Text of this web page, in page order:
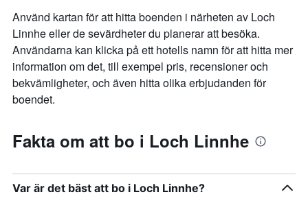
Använd kartan för att hitta boenden i närheten av Loch
Linnhe eller de sevärdheter du planerar att besöka.
Användarna kan klicka på ett hotells namn för att hitta mer
information om det, till exempel pris, recensioner och
bekvämligheter, och även hitta olika erbjudanden för
boendet.
Fakta om att bo i Loch Linnhe
Var är det bäst att bo i Loch Linnhe?